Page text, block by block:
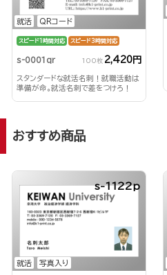
就活 QRコード
スピード1時間対応 スピード3時間対応
s-0001qr 100枚 2,420円
スタンダードな就活名刺！就職活動は
準備が命。就活名刺で差をつけろ！
おすすめ商品
就活 写真入り
s-1122p